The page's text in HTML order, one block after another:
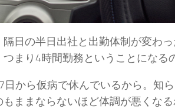
日の半日出社と出勤体制が変わ
まり4時間勤務ということになる
から仮病で休んでいるから。知
ままならないほど体調が悪くな